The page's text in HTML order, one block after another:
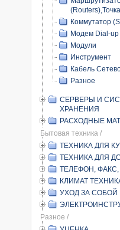
Коммутатор
Модем Dial-up
Модули
Инструмент
Кабель
Разное
СЕРВЕРЫ И
ХРАНЕНИЯ
РАСХОДНЫЕ
Бытовая техника /
ТЕХНИКА ДЛЯ
ТЕХНИКА ДЛЯ
ТЕЛЕФОН, ФАКС,
КЛИМАТ
УХОД ЗА СОБОЙ
Разное /